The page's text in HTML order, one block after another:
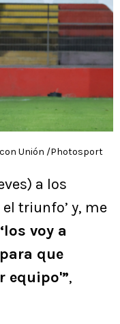
Unión /Photosport
a los
triunfo’ y, me
‘los voy a
que
equipo'”,